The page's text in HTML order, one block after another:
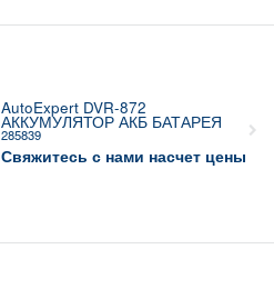
AutoExpert DVR-872
АККУМУЛЯТОР АКБ БАТАРЕЯ
285839
Свяжитесь с нами насчет цены